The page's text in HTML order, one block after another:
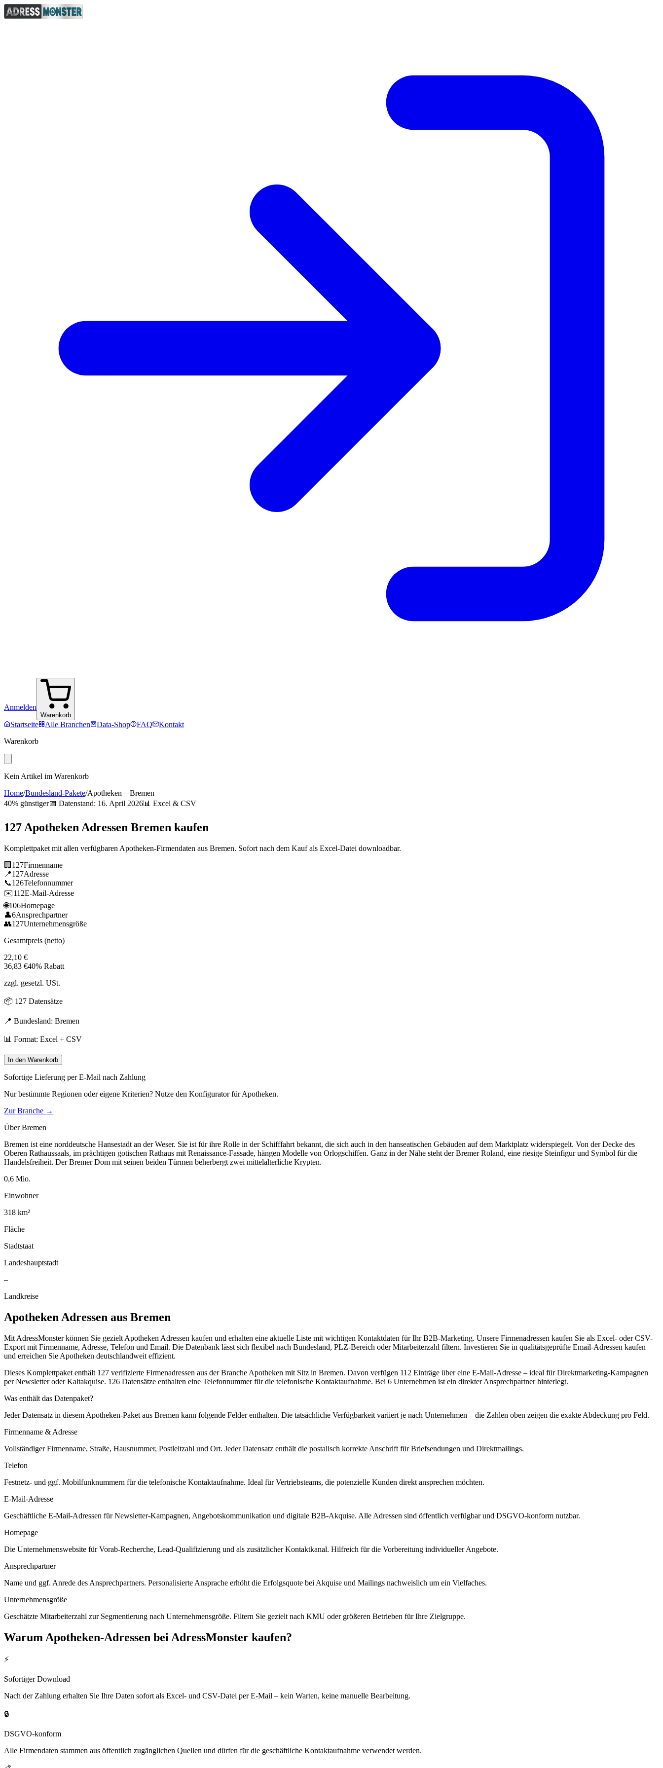
Anmelden
Warenkorb
Startseite Alle Branchen Data-Shop FAQ
Kontakt
Warenkorb
Kein Artikel im Warenkorb
Home/Bundesland-Pakete/Apotheken – Bremen
40% günstiger📅 Datenstand: 16. April 2026📊 Excel & CSV
127 Apotheken Adressen Bremen kaufen
Komplettpaket mit allen verfügbaren Apotheken-Firmendaten aus Bremen. Sofort nach dem Kauf als Excel-Datei downloadbar.
🏢 127Firmenname
📍127Adresse
📞126Telefonnummer
✉️112E-Mail-Adresse
🌐106Homepage
👤6Ansprechpartner
👥127Unternehmensgröße
Gesamtpreis (netto)
22,10 €
36,83 €40% Rabatt
zzgl. gesetzl. USt.
📦 127 Datensätze
📍 Bundesland: Bremen
📊 Format: Excel + CSV
In den Warenkorb
Sofortige Lieferung per E-Mail nach Zahlung
Nur bestimmte Regionen oder eigene Kriterien? Nutze den Konfigurator fürApotheken.
Zur Branche →
ÜberBremen
Bremen ist eine norddeutsche Hansestadt an der Weser. Sie ist für ihre Rolle in der Schifffahrt bekannt, die sich auch in den hanseatischen Gebäuden auf dem Marktplatz widerspiegelt. Von der Decke des
Oberen Rathaussaals, im prächtigen gotischen Rathaus mit Renaissance-Fassade, hängen Modelle von Orlogschiffen. Ganz in der Nähe steht der Bremer Roland, eine riesige Steinfigur und Symbol für die
Handelsfreiheit. Der Bremer Dom mit seinen beiden Türmen beherbergt zwei mittelalterliche Krypten.
0,6 Mio.
Einwohner
318 km²
Fläche
Stadtstaat
Landeshauptstadt
–
Landkreise
Apotheken Adressen aus Bremen
Mit AdressMonster können Sie gezielt Apotheken Adressen kaufen und erhalten eine aktuelle Liste mit wichtigen Kontaktdaten für Ihr B2B-Marketing. Unsere Firmenadressen kaufen Sie als Excel- oder CSV-
Export mit Firmenname, Adresse, Telefon und Email. Die Datenbank lässt sich flexibel nach Bundesland, PLZ-Bereich oder Mitarbeiterzahl filtern. Investieren Sie in qualitätsgeprüfte Email-Adressen kaufen
und erreichen Sie Apotheken deutschlandweit effizient.
Dieses Komplettpaket enthält 127 verifizierte Firmenadressen aus der Branche Apotheken mit Sitz in Bremen. Davon verfügen 112 Einträge über eine E-Mail-Adresse – ideal für Direktmarketing-Kampagnen
per Newsletter oder Kaltakquise. 126 Datensätze enthalten eine Telefonnummer für die telefonische Kontaktaufnahme. Bei 6 Unternehmen ist ein direkter Ansprechpartner hinterlegt.
Was enthält das Datenpaket?
Jeder Datensatz in diesem Apotheken-Paket aus Bremen kann folgende Felder enthalten. Die tatsächliche Verfügbarkeit variiert je nach Unternehmen – die Zahlen oben zeigen die exakte Abdeckung pro Feld.
Firmenname & Adresse
Vollständiger Firmenname, Straße, Hausnummer, Postleitzahl und Ort. Jeder Datensatz enthält die postalisch korrekte Anschrift für Briefsendungen und Direktmailings.
Telefon
Festnetz- und ggf. Mobilfunknummern für die telefonische Kontaktaufnahme. Ideal für Vertriebsteams, die potenzielle Kunden direkt ansprechen möchten.
E-Mail-Adresse
Geschäftliche E-Mail-Adressen für Newsletter-Kampagnen, Angebotskommunikation und digitale B2B-Akquise. Alle Adressen sind öffentlich verfügbar und DSGVO-konform nutzbar.
Homepage
Die Unternehmenswebsite für Vorab-Recherche, Lead-Qualifizierung und als zusätzlicher Kontaktkanal. Hilfreich für die Vorbereitung individueller Angebote.
Ansprechpartner
Name und ggf. Anrede des Ansprechpartners. Personalisierte Ansprache erhöht die Erfolgsquote bei Akquise und Mailings nachweislich um ein Vielfaches.
Unternehmensgröße
Geschätzte Mitarbeiterzahl zur Segmentierung nach Unternehmensgröße. Filtern Sie gezielt nach KMU oder größeren Betrieben für Ihre Zielgruppe.
Warum Apotheken-Adressen bei AdressMonster kaufen?
⚡
Sofortiger Download
Nach der Zahlung erhalten Sie Ihre Daten sofort als Excel- und CSV-Datei per E-Mail – kein Warten, keine manuelle Bearbeitung.
🔒
DSGVO-konform
Alle Firmendaten stammen aus öffentlich zugänglichen Quellen und dürfen für die geschäftliche Kontaktaufnahme verwendet werden.